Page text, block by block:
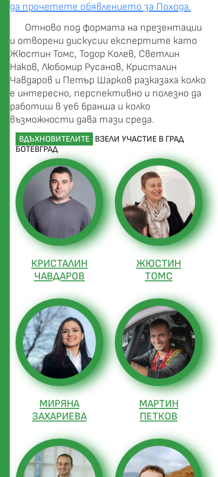
да прочетете обявлението за Похода.
Отново под формата на презентации
и отворени дискусии експертите като
Жюстин Томс, Тодор Колев, Светлин
Наков, Любомир Русанов, Кристалин
Чавдаров и Петър Шарков разказаха колко
е интересно, перспективно и полезно да
работиш в уеб бранша и колко
възможности дава тази среда.
ВДЪХНОВИТЕЛИТЕ ВЗЕЛИ УЧАСТИЕ В ГРАД
БОТЕВГРАД
КРИСТАЛИН
ЧАВДАРОВ
ЖЮСТИН
ТОМС
МИРЯНА
ЗАХАРИЕВА
МАРТИН
ПЕТКОВ